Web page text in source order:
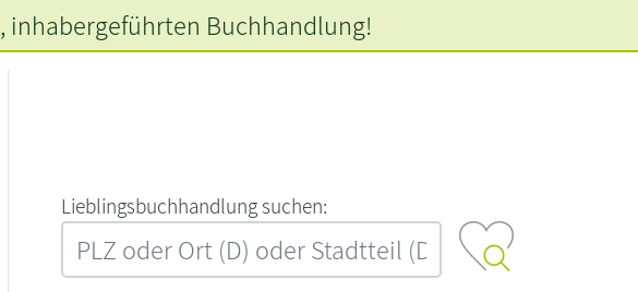
L‍i‍e‍b‍l‍i‍n‍g‍s‍b‍u‍c‍h‍h‍a‍n‍d‍l‍u‍n‍g‍ ‍s‍u‍c‍h‍e‍n‍:‍
, inhabergeführten Buchhandlung!